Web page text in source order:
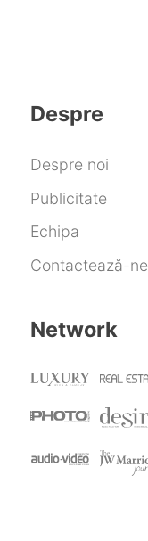
Despre
Despre noi
Publicitate
Echipa
Contactează-ne
Network